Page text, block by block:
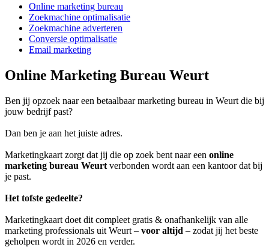
Online marketing bureau
Zoekmachine optimalisatie
Zoekmachine adverteren
Conversie optimalisatie
Email marketing
Online Marketing Bureau Weurt
Ben jij opzoek naar een betaalbaar marketing bureau in Weurt die bij
jouw bedrijf past?
Dan ben je aan het juiste adres.
Marketingkaart zorgt dat jij die op zoek bent naar een online
marketing bureau Weurt verbonden wordt aan een kantoor dat bij
je past.
Het tofste gedeelte?
Marketingkaart doet dit compleet gratis & onafhankelijk van alle
marketing professionals uit Weurt – voor altijd – zodat jij het beste
geholpen wordt in 2026 en verder.